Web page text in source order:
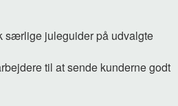
særlige juleguider på udvalgte
til at sende kunderne godt